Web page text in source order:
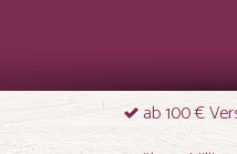
ab 100 €